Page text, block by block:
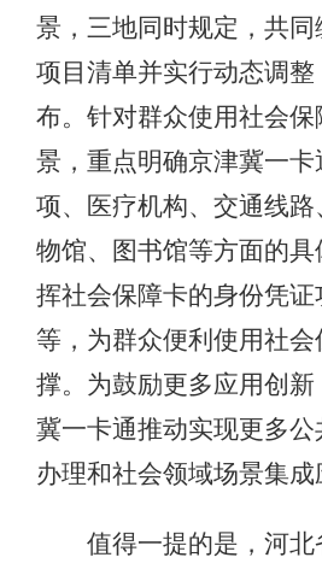
景，三地同时规定，共同
项目清单并实行动态调
布。针对群众使用社会
景，重点明确京津冀一
项、医疗机构、交通线
物馆、图书馆等方面的
挥社会保障卡的身份凭
等，为群众便利使用社
撑。为鼓励更多应用创
冀一卡通推动实现更多
办理和社会领域场景集成
值得一提的是，河北